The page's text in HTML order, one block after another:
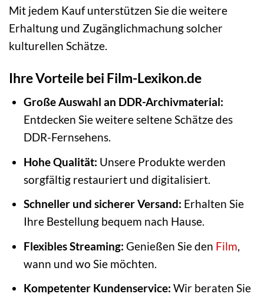
Mit jedem Kauf unterstützen Sie die weitere
Erhaltung und Zugänglichmachung solcher
kulturellen Schätze.
Ihre Vorteile bei Film-Lexikon.de
Große Auswahl an DDR-Archivmaterial:
Entdecken Sie weitere seltene Schätze des
DDR-Fernsehens.
Hohe Qualität: Unsere Produkte werden
sorgfältig restauriert und digitalisiert.
Schneller und sicherer Versand: Erhalten Sie
Ihre Bestellung bequem nach Hause.
Flexibles Streaming: Genießen Sie den Film,
wann und wo Sie möchten.
Kompetenter Kundenservice: Wir beraten Sie